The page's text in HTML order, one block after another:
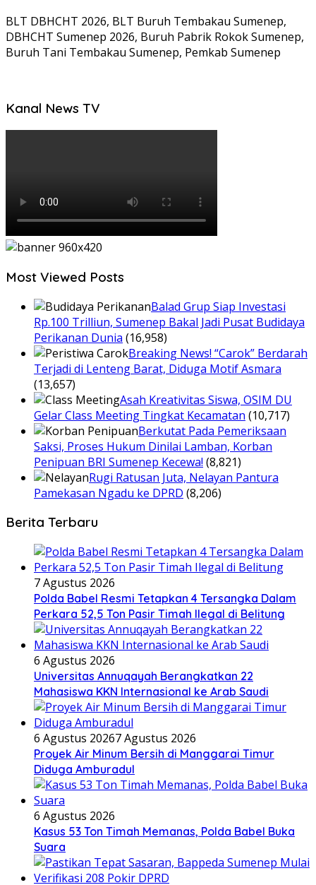
BLT DBHCHT 2026, BLT Buruh Tembakau Sumenep,
DBHCHT Sumenep 2026, Buruh Pabrik Rokok Sumenep,
Buruh Tani Tembakau Sumenep, Pemkab Sumenep
Kanal News TV
Most Viewed Posts
Balad Grup Siap Investasi
Rp.100 Trilliun, Sumenep Bakal Jadi Pusat Budidaya
Perikanan Dunia (16,958)
Breaking News! “Carok” Berdarah
Terjadi di Lenteng Barat, Diduga Motif Asmara
(13,657)
Asah Kreativitas Siswa, OSIM DU
Gelar Class Meeting Tingkat Kecamatan (10,717)
Berkutat Pada Pemeriksaan
Saksi, Proses Hukum Dinilai Lamban, Korban
Penipuan BRI Sumenep Kecewa! (8,821)
Rugi Ratusan Juta, Nelayan Pantura
Pamekasan Ngadu ke DPRD (8,206)
Berita Terbaru
7 Agustus 2026
Polda Babel Resmi Tetapkan 4 Tersangka Dalam
Perkara 52,5 Ton Pasir Timah Ilegal di Belitung
6 Agustus 2026
Universitas Annuqayah Berangkatkan 22
Mahasiswa KKN Internasional ke Arab Saudi
6 Agustus 20267 Agustus 2026
Proyek Air Minum Bersih di Manggarai Timur
Diduga Amburadul
6 Agustus 2026
Kasus 53 Ton Timah Memanas, Polda Babel Buka
Suara